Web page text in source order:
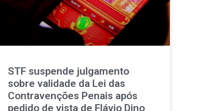
STF suspende julgamento
sobre validade da Lei das
Contravenções Penais após
pedido de vista de Flávio Dino